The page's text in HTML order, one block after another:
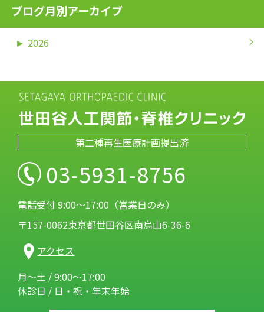
ブログ月別アーカイブ
► 2026
第二種再生医療計画提出済
03-5931-8756
電話受付 9:00～17:00（営業日のみ）
〒157-0062東京都世田谷区南烏山6-36-6
アクセス
月～土 / 9:00～17:00
休診日 / 日・祝・年末年始